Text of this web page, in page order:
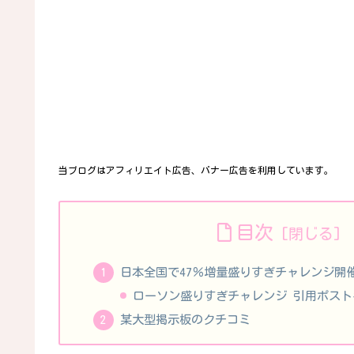
当ブログはアフィリエイト広告、バナー広告を利用しています。
目次
日本全国で47％増量盛りすぎチャレンジ開
ローソン盛りすぎチャレンジ 引用ポスト
某大型掲示板のクチコミ